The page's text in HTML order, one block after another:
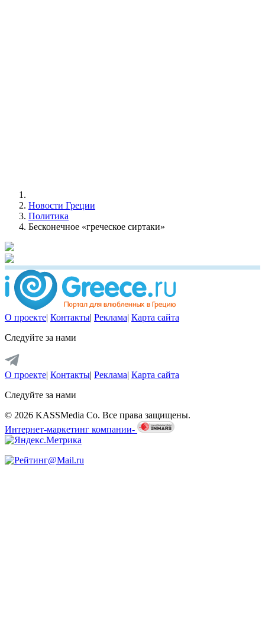
Новости Греции
Политика
Бесконечное «греческое сиртаки»
О проекте| Контакты| Реклама| Карта сайта
Следуйте за нами
О проекте| Контакты| Реклама| Карта сайта
Следуйте за нами
© 2026 KASSMedia Co. Все права защищены.
Интернет-маркетинг компании-